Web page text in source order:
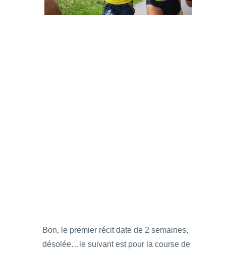
Bon, le premier récit date de 2 semaines,
désolée…le suivant est pour la course de